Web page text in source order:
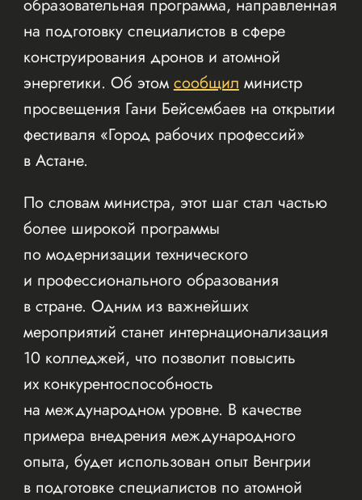
образовательная программа, направленная
на подготовку специалистов в сфере
конструирования дронов и атомной
энергетики. Об этом сообщил министр
просвещения Гани Бейсембаев на открытии
фестиваля «Город рабочих профессий»
в Астане.
По словам министра, этот шаг стал частью
более широкой программы
по модернизации технического
и профессионального образования
в стране. Одним из важнейших
мероприятий станет интернационализация
10 колледжей, что позволит повысить
их конкурентоспособность
на международном уровне. В качестве
примера внедрения международного
опыта, будет использован опыт Венгрии
в подготовке специалистов по атомной